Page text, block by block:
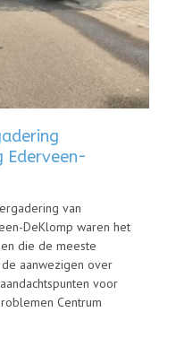
Ederveen-
van
DeKlomp waren het
die de meeste
aanwezigen over
voor
Centrum